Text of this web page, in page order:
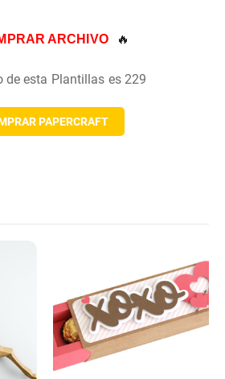
ARCHIVO 🔥
de esta Plantillas es 229
PAPERCRAFT